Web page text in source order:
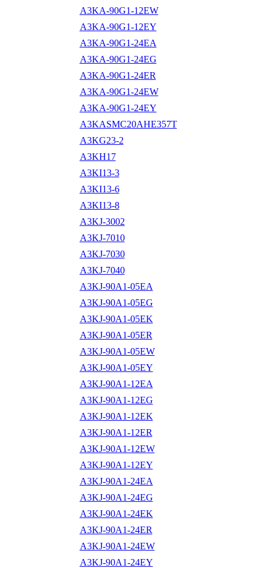
A3KA-90G1-12EW
A3KA-90G1-12EY
A3KA-90G1-24EA
A3KA-90G1-24EG
A3KA-90G1-24ER
A3KA-90G1-24EW
A3KA-90G1-24EY
A3KASMC20AHE357T
A3KG23-2
A3KH17
A3KI13-3
A3KI13-6
A3KI13-8
A3KJ-3002
A3KJ-7010
A3KJ-7030
A3KJ-7040
A3KJ-90A1-05EA
A3KJ-90A1-05EG
A3KJ-90A1-05EK
A3KJ-90A1-05ER
A3KJ-90A1-05EW
A3KJ-90A1-05EY
A3KJ-90A1-12EA
A3KJ-90A1-12EG
A3KJ-90A1-12EK
A3KJ-90A1-12ER
A3KJ-90A1-12EW
A3KJ-90A1-12EY
A3KJ-90A1-24EA
A3KJ-90A1-24EG
A3KJ-90A1-24EK
A3KJ-90A1-24ER
A3KJ-90A1-24EW
A3KJ-90A1-24EY